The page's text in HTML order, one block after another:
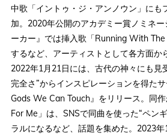
中歌「イントゥ・ジ・アンノウン」にも
加。2020年公開のアカデミー賞ノミネ
ーカー』では挿入歌「Running With
するなど、アーティストとして各方面か
2022年1月21日には、古代の神々にも見
完全さ”からインスピレーションを得た
Gods We Can Touch』をリリース。同
For Me」は、SNSで同曲を使った“ペン
ラルになるなど、話題を集めた。2023